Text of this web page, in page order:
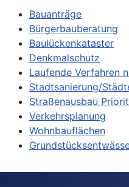
Bauanträge
Bürgerbauberatung
Baulückenkataster
Denkmalschutz
Laufende Verfahren
Stadtsanierung/
Straßenausbau
Verkehrsplanung
Wohnbauflächen